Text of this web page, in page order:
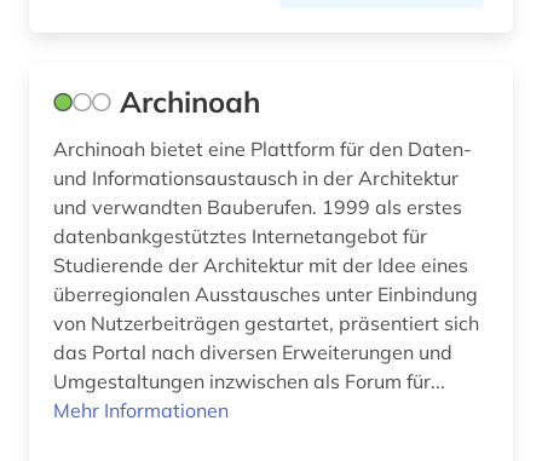
eth zürich (1)
europa (3)
europäische technische bewertung (eta) (1)
explosionen (1)
fachportal (1)
Archinoah
Archinoah bietet eine Plattform für den Daten-
und Informationsaustausch in der Architektur
und verwandten Bauberufen. 1999 als erstes
datenbankgestütztes Internetangebot für
Studierende der Architektur mit der Idee eines
überregionalen Ausstausches unter Einbindung
von Nutzerbeiträgen gestartet, präsentiert sich
das Portal nach diversen Erweiterungen und
Umgestaltungen inzwischen als Forum für...
Mehr Informationen